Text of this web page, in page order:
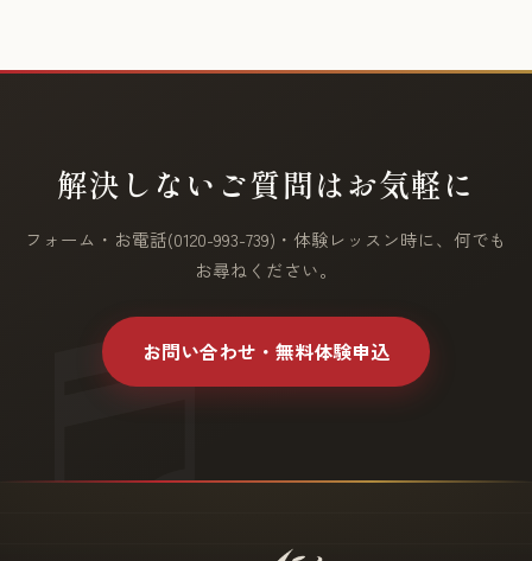
解決しないご質問はお気軽に
フォーム・お電話(0120-993-739)・体験レッスン時に、何でも
お尋ねください。
お問い合わせ・無料体験申込